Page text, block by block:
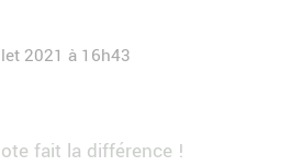
2021 à 16h43
fait la différence !